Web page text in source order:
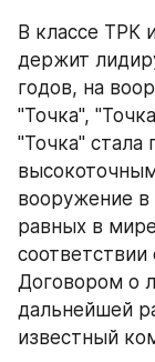
В классе ТРК
держит
годов, на
"Точка",
"Точка"
вооружение в
равных в
Договором о
дальнейшей
известный